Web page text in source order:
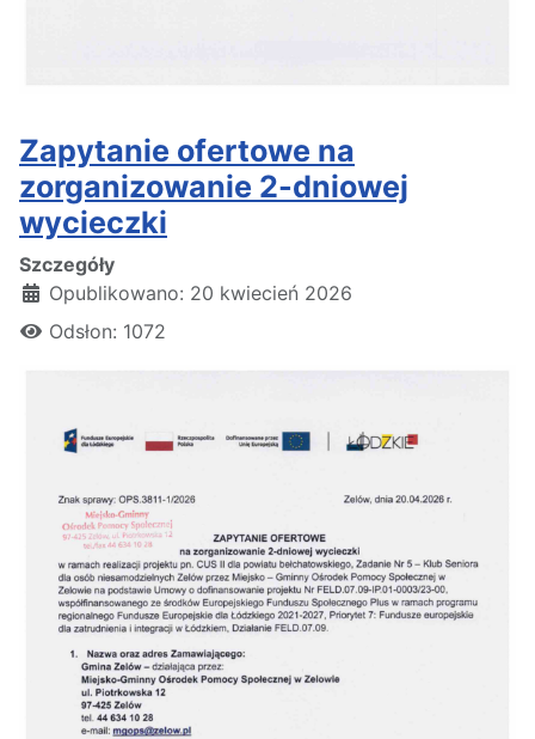
Zapytanie ofertowe na
zorganizowanie 2-dniowej
wycieczki
Szczegóły
Opublikowano: 20 kwiecień 2026
Odsłon: 1072